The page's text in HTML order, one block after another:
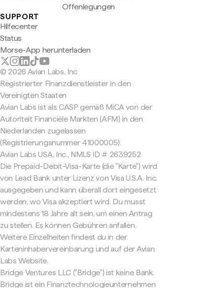
Offenlegungen
SUPPORT
Hilfecenter
Status
Morse-App herunterladen
© 2026 Avian Labs, Inc
Registrierter Finanzdienstleister in den
Vereinigten Staaten
Avian Labs ist als CASP gemäß MiCA von der
Autoriteit Financiële Markten (AFM) in den
Niederlanden zugelassen
(Registrierungsnummer 41000005).
Avian Labs USA, Inc., NMLS ID # 2639252
Die Prepaid-Debit-Visa-Karte (die "Karte") wird
von Lead Bank unter Lizenz von Visa U.S.A. Inc.
ausgegeben und kann überall dort eingesetzt
werden, wo Visa akzeptiert wird. Du musst
mindestens 18 Jahre alt sein, um einen Antrag
zu stellen. Es können Gebühren anfallen.
Weitere Einzelheiten findest du in der
Karteninhabervereinbarung und auf der Avian
Labs Website.
Bridge Ventures LLC ("Bridge") ist keine Bank.
Bridge ist ein Finanztechnologieunternehmen